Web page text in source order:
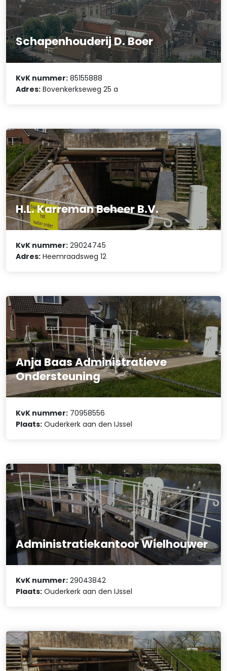
Schapenhouderij D. Boer
KvK nummer: 85155888
Adres: Bovenkerkseweg 25 a
H.L. Karreman Beheer B.V.
KvK nummer: 29024745
Adres: Heemraadsweg 12
Anja Baas Administratieve
Ondersteuning
KvK nummer: 70958556
Plaats: Ouderkerk aan den IJssel
Administratiekantoor Wielhouwer
KvK nummer: 29043842
Plaats: Ouderkerk aan den IJssel